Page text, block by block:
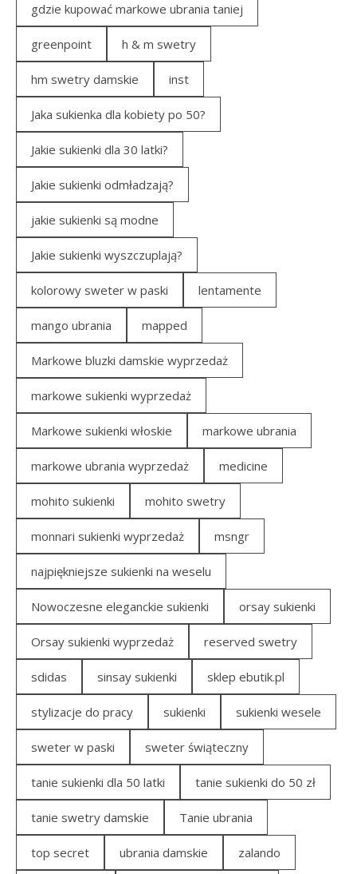
gdzie kupować markowe ubrania taniej
greenpoint h & m swetry
hm swetry damskie inst
Jaka sukienka dla kobiety po 50?
Jakie sukienki dla 30 latki?
Jakie sukienki odmładzają?
jakie sukienki są modne
Jakie sukienki wyszczuplają?
kolorowy sweter w paski lentamente
mango ubrania mapped
Markowe bluzki damskie wyprzedaż
markowe sukienki wyprzedaż
Markowe sukienki włoskie markowe ubrania
markowe ubrania wyprzedaż medicine
mohito sukienki mohito swetry
monnari sukienki wyprzedaż msngr
najpiękniejsze sukienki na weselu
Nowoczesne eleganckie sukienki orsay sukienki
Orsay sukienki wyprzedaż reserved swetry
sdidas sinsay sukienki sklep ebutik.pl
stylizacje do pracy sukienki sukienki wesele
sweter w paski sweter świąteczny
tanie sukienki dla 50 latki tanie sukienki do 50 zł
tanie swetry damskie Tanie ubrania
top secret ubrania damskie zalando